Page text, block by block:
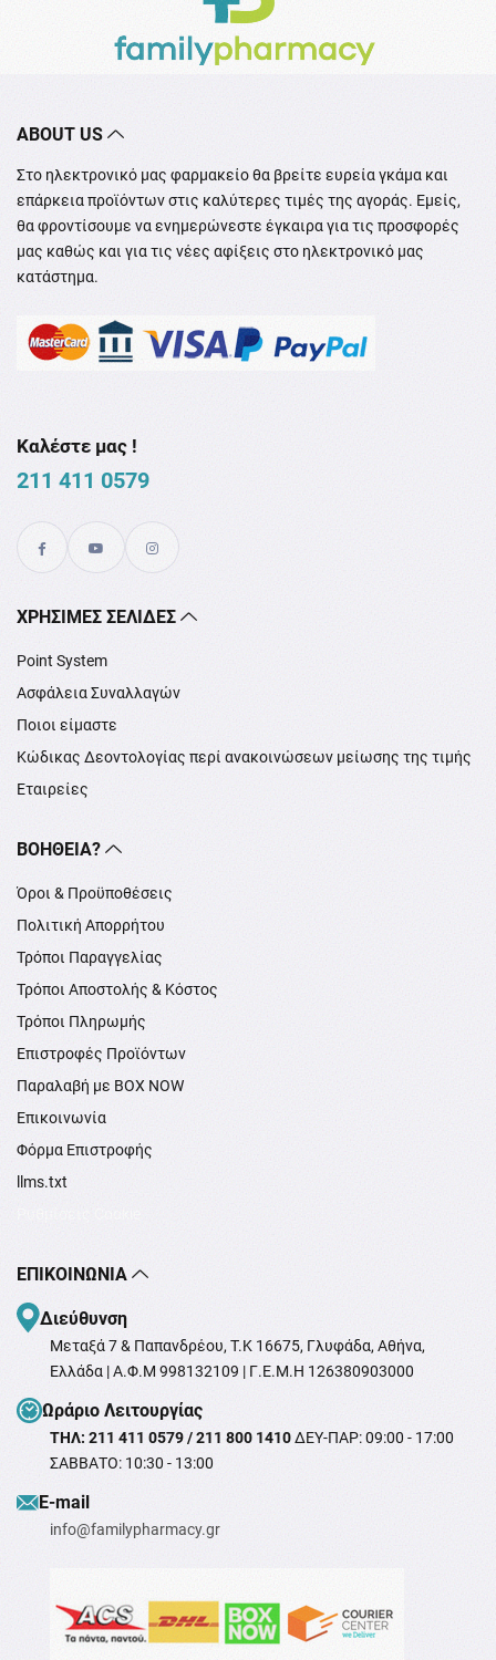
ABOUT US
Στο ηλεκτρονικό μας φαρμακείο θα βρείτε ευρεία γκάμα και
επάρκεια προϊόντων στις καλύτερες τιμές της αγοράς. Εμείς,
θα φροντίσουμε να ενημερώνεστε έγκαιρα για τις προσφορές
μας καθώς και για τις νέες αφίξεις στο ηλεκτρονικό μας
κατάστημα.
Καλέστε μας !
211 411 0579
XΡΉΣΙΜΕΣ ΣΕΛΊΔΕΣ
Point System
Ασφάλεια Συναλλαγών
Ποιοι είμαστε
Κώδικας Δεοντολογίας περί ανακοινώσεων μείωσης της τιμής
Εταιρείες
ΒΟΉΘΕΙΑ?
Όροι & Προϋποθέσεις
Πολιτική Απορρήτου
Τρόποι Παραγγελίας
Τρόποι Αποστολής & Κόστος
Τρόποι Πληρωμής
Επιστροφές Προϊόντων
Παραλαβή με BOX NOW
Επικοινωνία
Φόρμα Επιστροφής
llms.txt
ΕΠΙΚΟΙΝΩΝΊΑ
Διεύθυνση
Μεταξά 7 & Παπανδρέου, T.K 16675, Γλυφάδα, Αθήνα,
Ελλάδα | Α.Φ.Μ 998132109 | Γ.Ε.Μ.Η 126380903000
Ωράριο Λειτουργίας
ΤΗΛ: 211 411 0579 / 211 800 1410ΔΕΥ-ΠΑΡ: 09:00 - 17:00
ΣΑΒΒΑΤΟ: 10:30 - 13:00
Ε-mail
info@familypharmacy.gr